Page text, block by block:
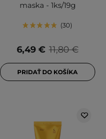
maska - 1ks/19g
30
11,80 €
6,49 €
PRIDAŤ DO KOŠÍKA